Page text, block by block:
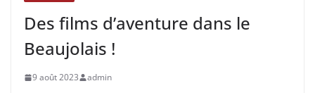
Des films d’aventure dans le
Beaujolais !
9 août 2023 admin